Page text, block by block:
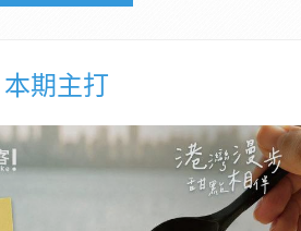
本期主打